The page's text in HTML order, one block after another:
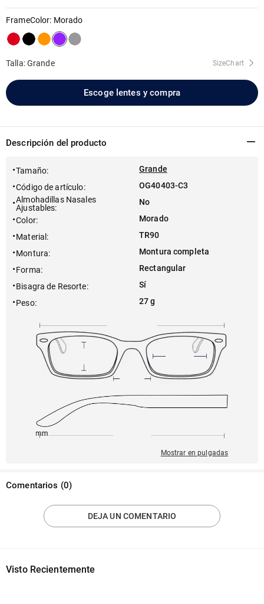
FrameColor: Morado
Talla: Grande SizeChart
Escoge lentes y compra
Descripción del producto
Tamaño:
Grande
Código de artículo:
OG40403-C3
Almohadillas Nasales
Ajustables:
No
Color:
Morado
Material :
TR90
Montura:
Montura completa
Forma:
Rectangular
Bisagra de Resorte:
Sí
Peso: 27 g
139mm
Mostrar en pulgadas
Comentarios (0)
DEJA UN COMENTARIO
Visto Recientemente